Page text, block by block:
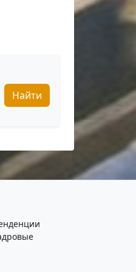
Найти